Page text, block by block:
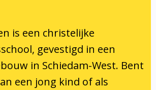
klimaat en veiligheid
leerling
op school
is een christelijke
gevestigd in een
in Schiedam-West. Bent
een jong kind of als